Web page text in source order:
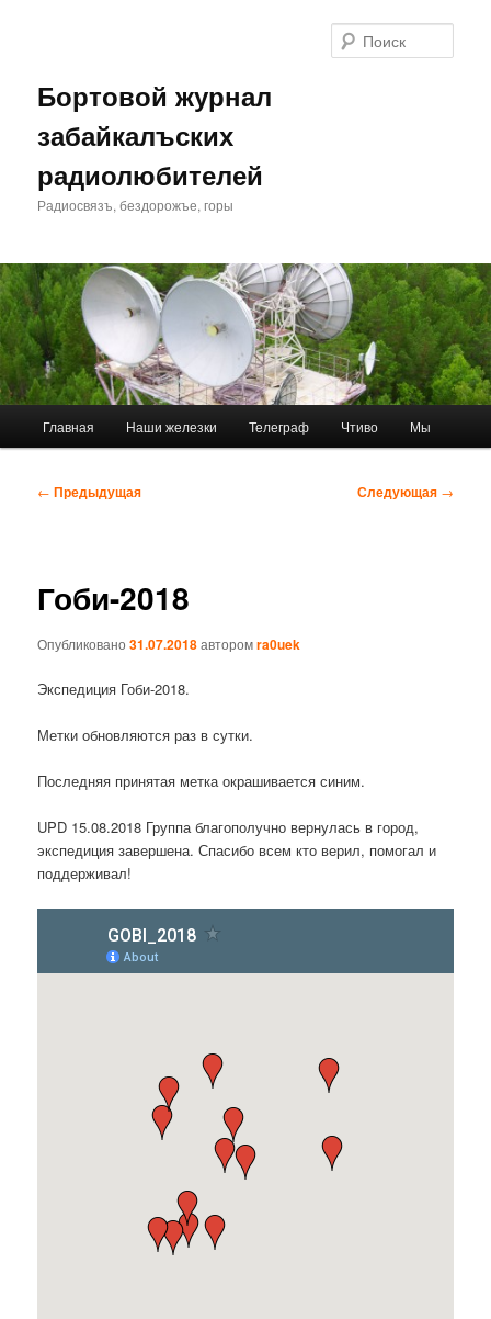
Бортовой журнал
забайкалъских
радиолюбителей
Радиосвязъ, бездорожъе, горы
Главная Наши железки Телеграф Чтиво Мы
Навигация
← Предыдущая Следующая →
Гоби-2018
Опубликовано31.07.2018авторомra0uek
Экспедиция Гоби-2018.
Метки обновляются раз в сутки.
Последняя принятая метка окрашивается синим.
UPD 15.08.2018 Группа благополучно вернулась в город,
экспедиция завершена. Спасибо всем кто верил, помогал и
поддерживал!